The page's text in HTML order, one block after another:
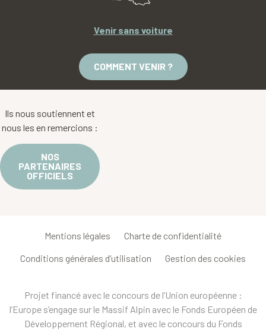
Venir sans voiture
COMMENT VENIR ?
Ils nous soutiennent et
nous les en remercions :
NOS
PARTENAIRES
OFFICIELS
Mentions légales Charte de confidentialité
Conditions générales d’utilisation Gestion des cookies
Projet financé avec le concours de l’Union européenne :
l’Europe s’engage sur le Massif Alpin avec le Fonds Européen de
Développement Régional, et avec le concours du Fonds